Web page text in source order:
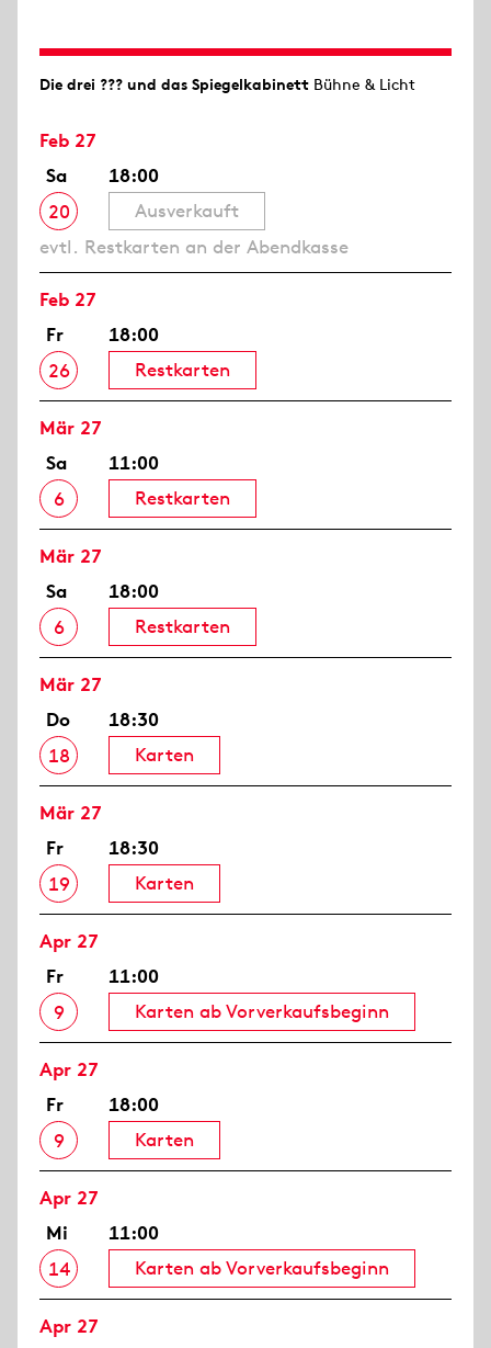
Die drei ??? und das Spiegelkabinett Bühne & Licht
Feb 27
Sa
20
18:00
Ausverkauft
evtl. Restkarten an der Abendkasse
Feb 27
Fr
26
18:00
Restkarten
Mär 27
Sa
6
11:00
Restkarten
Mär 27
Sa
6
18:00
Restkarten
Mär 27
Do
18
18:30
Karten
Mär 27
Fr
19
18:30
Karten
Apr 27
Fr
9
11:00
Karten ab Vorverkaufsbeginn
Apr 27
Fr
9
18:00
Karten
Apr 27
Mi
14
11:00
Karten ab Vorverkaufsbeginn
Apr 27